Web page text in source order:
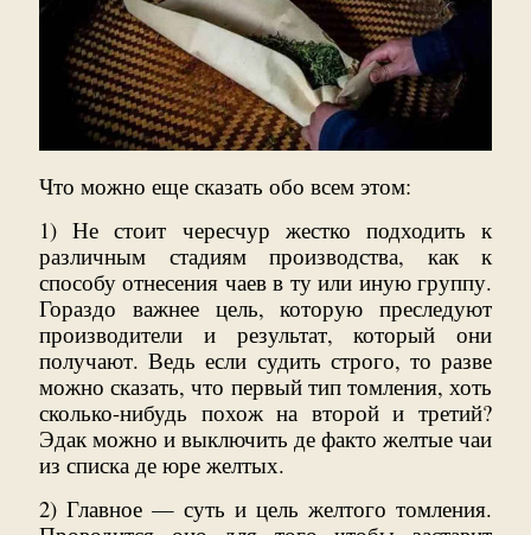
Что можно еще сказать обо всем этом:
1) Не стоит чересчур жестко подходить к
различным стадиям производства, как к
способу отнесения чаев в ту или иную группу.
Гораздо важнее цель, которую преследуют
производители и результат, который они
получают. Ведь если судить строго, то разве
можно сказать, что первый тип томления, хоть
сколько-нибудь похож на второй и третий?
Эдак можно и выключить де факто желтые чаи
из списка де юре желтых.
2) Главное — суть и цель желтого томления.